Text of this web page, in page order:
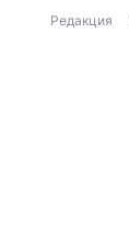
Редакция